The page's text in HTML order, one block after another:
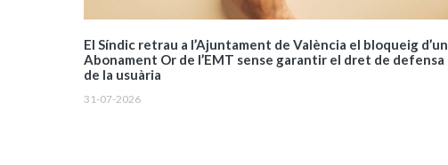
El Síndic retrau a l’Ajuntament de València el bloqueig d’un
Abonament Or de l’EMT sense garantir el dret de defensa
de la usuària
31-07-2026